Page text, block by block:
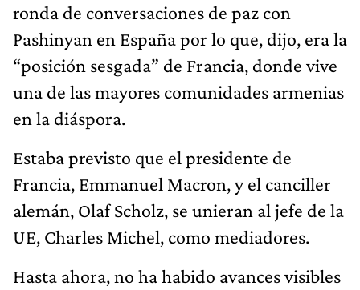
ronda de conversaciones de paz con
Pashinyan en España por lo que, dijo, era la
“posición sesgada” de Francia, donde vive
una de las mayores comunidades armenias
en la diáspora.
Estaba previsto que el presidente de
Francia, Emmanuel Macron, y el canciller
alemán, Olaf Scholz, se unieran al jefe de la
UE, Charles Michel, como mediadores.
Hasta ahora, no ha habido avances visibles